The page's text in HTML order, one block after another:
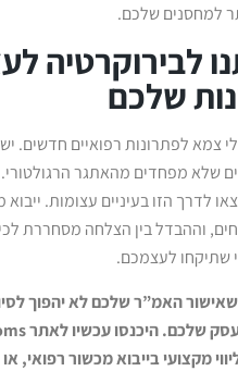
למחסנים שלכם.
לבירוקרטיה
שלכם
צמא לפתרונות רפואיים חדשים. יש
שלא מפחדים מהאתגר
לדרך הזו בעיניים עצומות. ייבוא
וההבדל בין הצלחה מסחררת
שתיקחו לעצמכם.
שאישור האמ”ר שלכם לא יהפוך
שלכם. היכנסו עכשיו לאתרIL-Customs
מקצועי בייבוא מכשור רפואי,